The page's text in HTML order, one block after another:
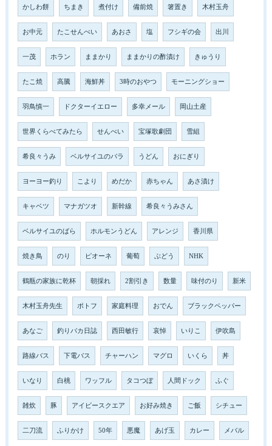
かしわ餅 ちまき 煮付け 備前焼 箸置き 木村玉舟
お中元 たこせんべい あおさ 塩 フシギの会 出川
一茂 ホラン ままかり ままかりの酢漬け きゅうり
たこ焼 高騰 海鮮丼 3時のおやつ モーニングショー
羽鳥慎一 ドクターイエロー 多幸メール 岡山土産
世界くらべてみたら せんべい 宝塚歌劇団 雪組
希良々うみ ベルサイユのバラ うどん おにぎり
ヨーヨー釣り こより めだか 赤ちゃん あさ漬け
キャベツ マナガツオ 新幹線 希良々うみさん
ベルサイユのばら ホルモンうどん アレンジ 香川県
焼き鳥 のり ピオーネ 葡萄 ぶどう NHK
鶴瓶の家族に乾杯 朝採れ 2割引き 数量 味付のり 新米
木村玉舟先生 ポトフ 家庭料理 おでん ブラックペッパー
あなご 釣りバカ日誌 西田敏行 哀悼 いりこ 伊吹島
路線バス 下電バス チャーハン マグロ いくら 丼
いなり 白桃 ワッフル タコつぼ 人間ドック ふぐ
雑炊 豚 アイビースクエア お好み焼き ご飯 シチュー
二刀流 ふりかけ 50年 悪魔 あげ玉 カレー メバル